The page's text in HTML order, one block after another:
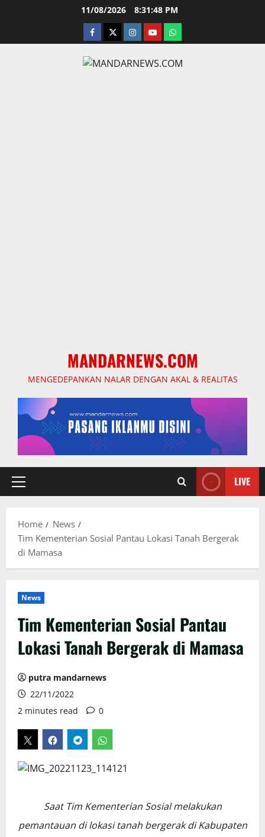
11/08/2026 8:31:49 PM
facebooktwitterinstagram.com
youtubewhatsapp
MANDARNEWS.COM
MENGEDEPANKAN NALAR DENGAN AKAL & REALITAS
Primary
LIVE
Home
News
Tim Kementerian Sosial Pantau Lokasi Tanah Bergerak
di Mamasa
News
Tim Kementerian Sosial Pantau
Lokasi Tanah Bergerak di Mamasa
putra mandarnews
22/11/2022
2 minutes read
0
Saat Tim Kementerian Sosial melakukan
pemantauan di lokasi tanah bergerak di Kabupaten